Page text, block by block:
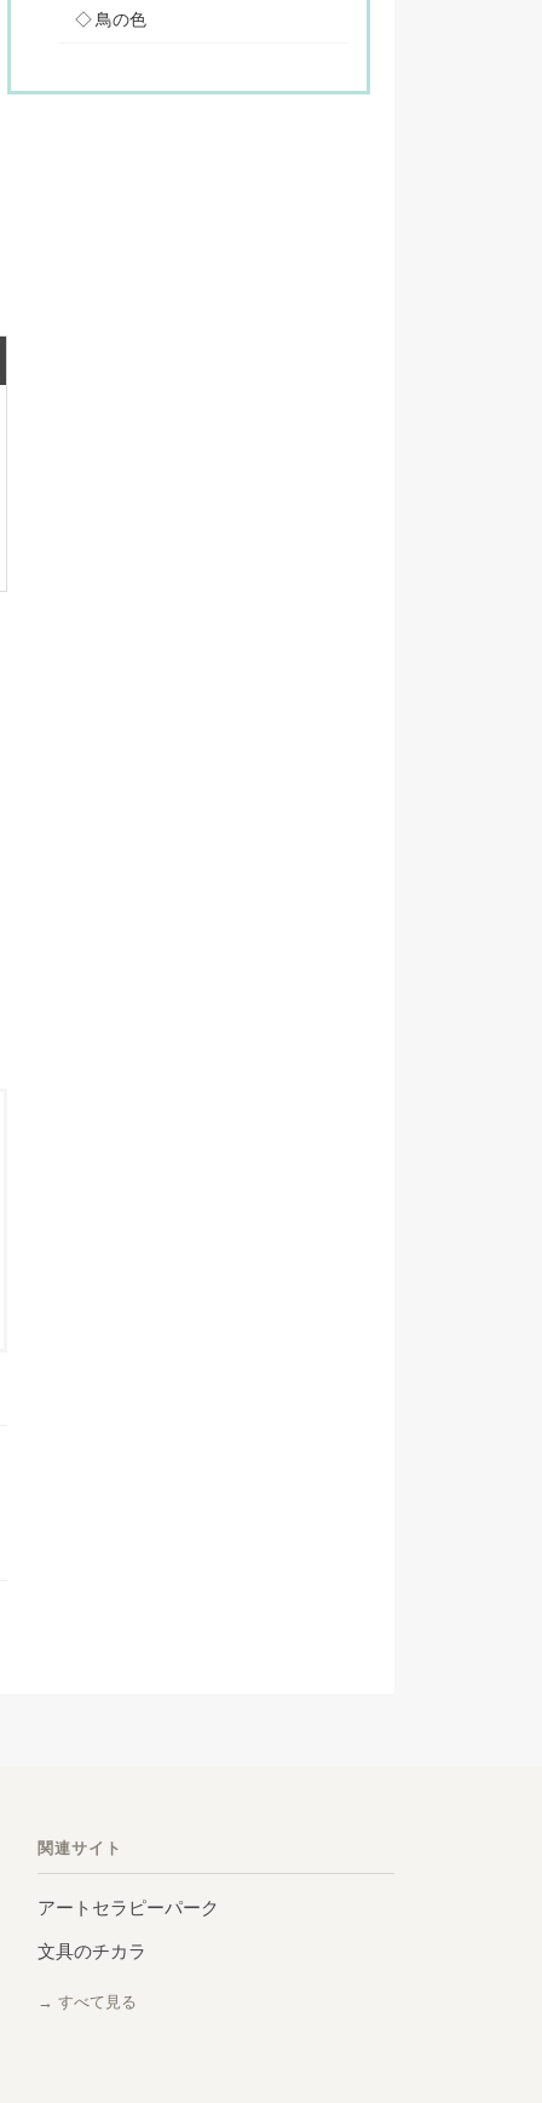
鳥の色
関連サイト
アートセラピーパーク
文具のチカラ
→ すべて見る